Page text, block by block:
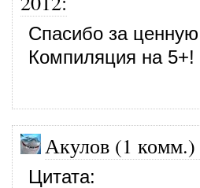
Спасибо за
Компиляция на 5+!
Акулов (1 комм.)
Цитата: